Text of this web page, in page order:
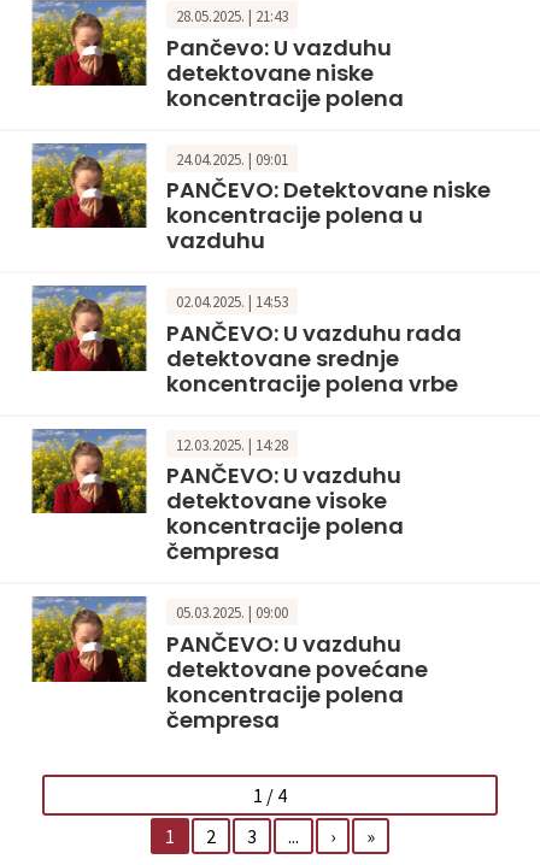
28.05.2025. | 21:43
Pančevo: U vazduhu
detektovane niske
koncentracije polena
24.04.2025. | 09:01
PANČEVO: Detektovane niske
koncentracije polena u
vazduhu
02.04.2025. | 14:53
PANČEVO: U vazduhu rada
detektovane srednje
koncentracije polena vrbe
12.03.2025. | 14:28
PANČEVO: U vazduhu
detektovane visoke
koncentracije polena
čempresa
05.03.2025. | 09:00
PANČEVO: U vazduhu
detektovane povećane
koncentracije polena
čempresa
1 / 4
1
2 3 ... › »